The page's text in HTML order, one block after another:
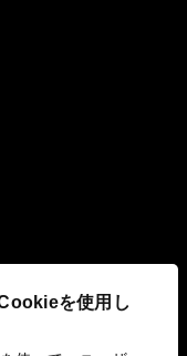
を使用し